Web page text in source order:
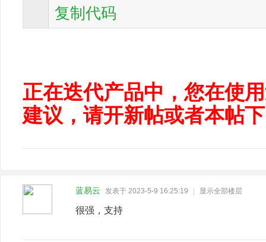
复制代码
正在迭代产品中，您在使
建议，请开新帖或者本帖
蓝易云 发表于 2023-5-9 16:25:19 显示全部楼层
很强，支持